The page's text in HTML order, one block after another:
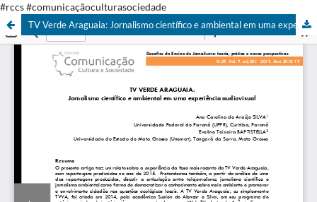
#rccs #comunicaçãoculturasociedade
TV Verde Araguaia: Jornalismo científico e ambiental em uma experiência audiovisual